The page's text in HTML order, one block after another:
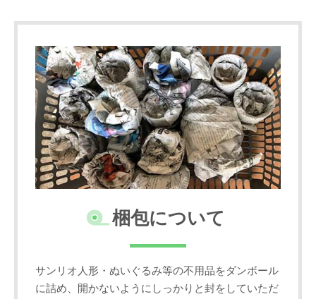
梱包について
サンリオ人形・ぬいぐるみ等の不用品をダンボール
に詰め、開かないようにしっかりと封をしていただ